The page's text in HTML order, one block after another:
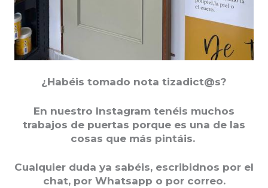
¿Habéis tomado nota tizadict@s?
En nuestro Instagram tenéis muchos
trabajos de puertas porque es una de las
cosas que más pintáis.
Cualquier duda ya sabéis, escribidnos por el
chat, por Whatsapp o por correo.